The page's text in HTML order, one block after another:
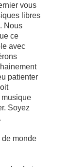
vous
libres
Nous
ce
avec
patienter
Soyez
de monde